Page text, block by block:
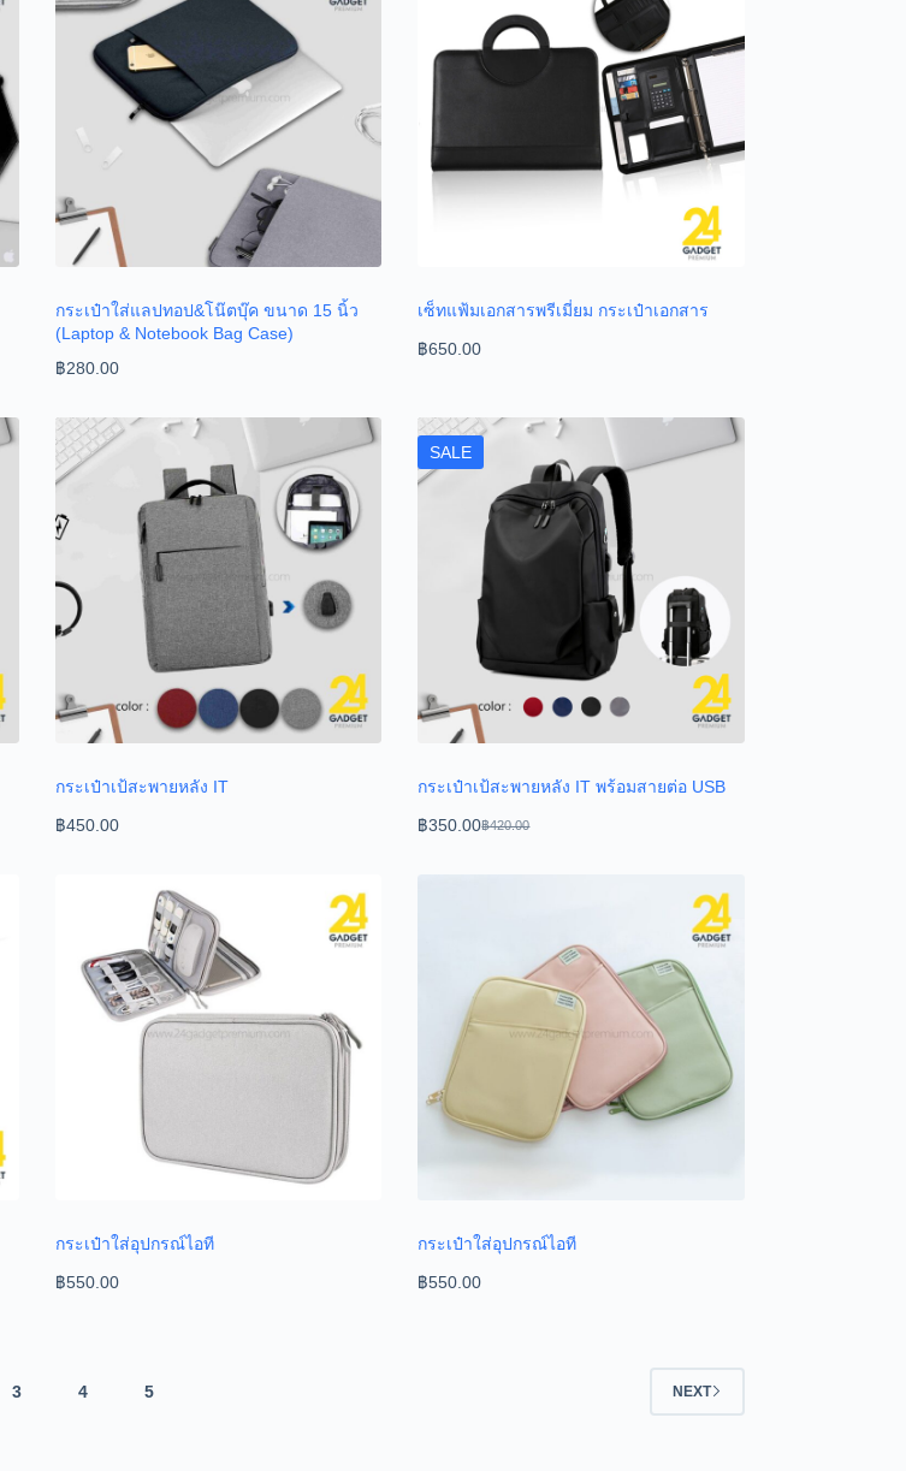
กระเป๋าใส่แลปทอป&โน๊ตบุ๊ค ขนาด 15 นิ้ว
(Laptop & Notebook Bag Case)
฿280.00
เซ็ทแฟ้มเอกสารพรีเมี่ยม กระเป๋าเอกสาร
฿650.00
กระเป๋าเป้สะพายหลัง IT
฿450.00
SALE
กระเป๋าเป้สะพายหลัง IT พร้อมสายต่อ USB
฿420.00
฿350.00
กระเป๋าใส่อุปกรณ์ไอที
฿550.00
กระเป๋าใส่อุปกรณ์ไอที
฿550.00
3 4 5 NEXT